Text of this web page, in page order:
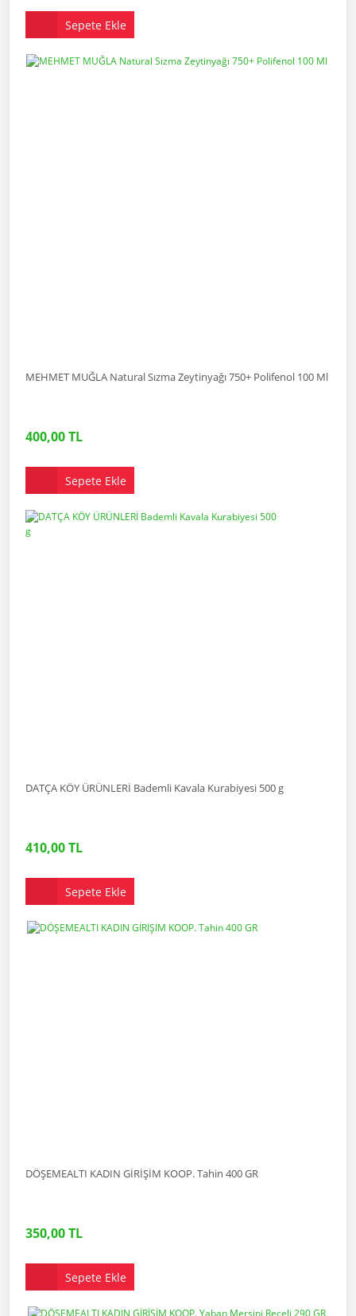
Sepete Ekle
MEHMET MUĞLA Natural Sızma Zeytinyağı 750+ Polifenol 100 Ml
400,00 TL
Sepete Ekle
DATÇA KÖY ÜRÜNLERİ Bademli Kavala Kurabiyesi 500 g
410,00 TL
Sepete Ekle
DÖŞEMEALTI KADIN GİRİŞİM KOOP. Tahin 400 GR
350,00 TL
Sepete Ekle